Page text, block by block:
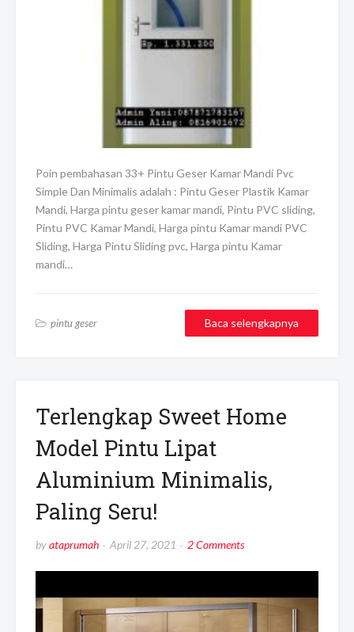
Poin pembahasan 33+ Pintu Geser Kamar Mandi Pvc
Simple Dan Minimalis adalah : Pintu Geser Plastik Kamar
Mandi, Harga pintu geser kamar mandi, Pintu PVC sliding,
Pintu PVC Kamar Mandi, Harga pintu Kamar mandi PVC
Sliding, Harga Pintu Sliding pvc, Harga pintu Kamar
mandi…
pintu geser Baca selengkapnya
Terlengkap Sweet Home
Model Pintu Lipat
Aluminium Minimalis,
Paling Seru!
byataprumah April 27, 2021 2 Comments